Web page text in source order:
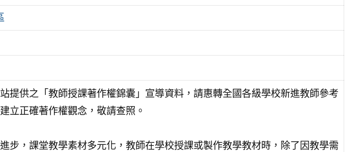
提供之「教師授課著作權錦囊」宣導資料，請惠轉全國各級學校新進教師參考
立正確著作權觀念，敬請查照。
步，課堂教學素材多元化，教師在學校授課或製作教學教材時，除了因教學需